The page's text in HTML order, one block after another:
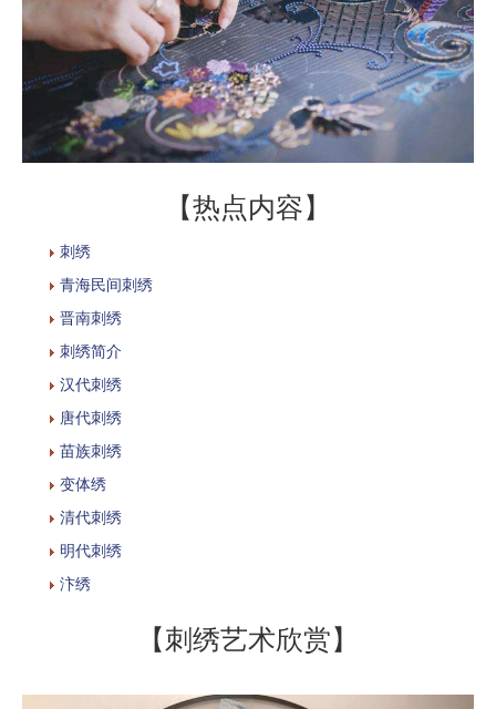
【热点内容】
刺绣
青海民间刺绣
晋南刺绣
刺绣简介
汉代刺绣
唐代刺绣
苗族刺绣
变体绣
清代刺绣
明代刺绣
汴绣
【刺绣艺术欣赏】